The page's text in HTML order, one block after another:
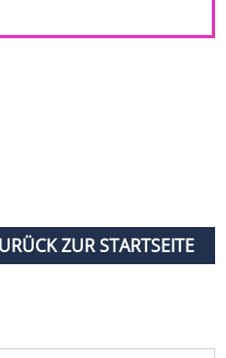
ZUR STARTSEITE